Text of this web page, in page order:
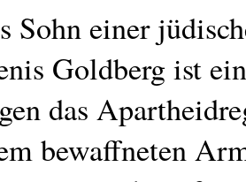
Sohn einer
Goldberg ist
das
bewaffneten